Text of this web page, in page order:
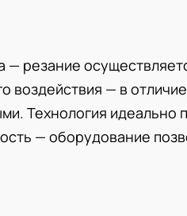
— резание
воздействия — в
Технология идеально
— оборудование